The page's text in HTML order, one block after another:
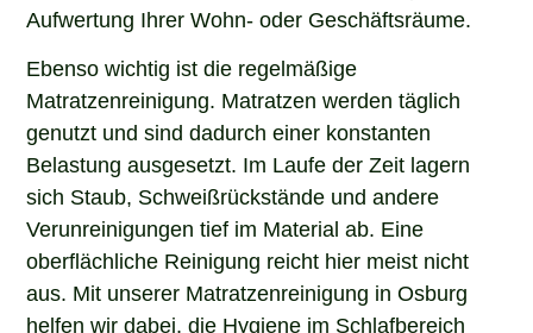
Aufwertung Ihrer Wohn- oder Geschäftsräume.
Ebenso wichtig ist die regelmäßige
Matratzenreinigung. Matratzen werden täglich
genutzt und sind dadurch einer konstanten
Belastung ausgesetzt. Im Laufe der Zeit lagern
sich Staub, Schweißrückstände und andere
Verunreinigungen tief im Material ab. Eine
oberflächliche Reinigung reicht hier meist nicht
aus. Mit unserer Matratzenreinigung in Osburg
helfen wir dabei, die Hygiene im Schlafbereich